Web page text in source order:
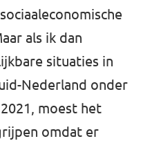
als ik dan
situaties in
Nederland onder
moest het
omdat er